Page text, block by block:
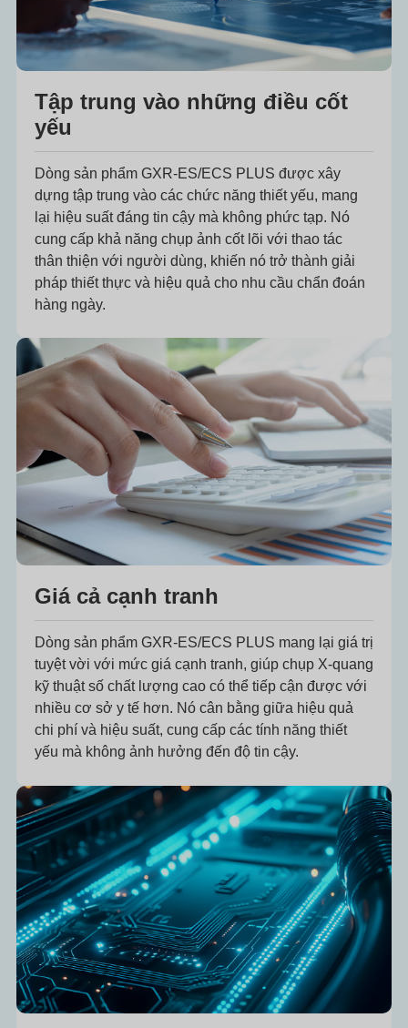
Tập trung vào những điều cốt
yếu
Dòng sản phẩm GXR-ES/ECS PLUS được xây
dựng tập trung vào các chức năng thiết yếu, mang
lại hiệu suất đáng tin cậy mà không phức tạp. Nó
cung cấp khả năng chụp ảnh cốt lõi với thao tác
thân thiện với người dùng, khiến nó trở thành giải
pháp thiết thực và hiệu quả cho nhu cầu chẩn đoán
hàng ngày.
Giá cả cạnh tranh
Dòng sản phẩm GXR-ES/ECS PLUS mang lại giá trị
tuyệt vời với mức giá cạnh tranh, giúp chụp X-quang
kỹ thuật số chất lượng cao có thể tiếp cận được với
nhiều cơ sở y tế hơn. Nó cân bằng giữa hiệu quả
chi phí và hiệu suất, cung cấp các tính năng thiết
yếu mà không ảnh hưởng đến độ tin cậy.